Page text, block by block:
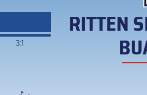
3:1
RITTEN